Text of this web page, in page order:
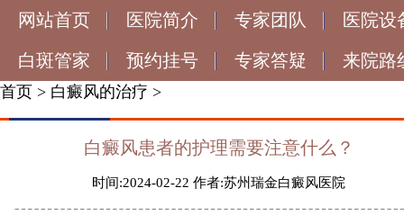
网站首页 医院简介 专家团队 医院设
白斑管家 预约挂号 专家答疑 来院路
首页 > 白癜风的治疗 >
白癜风患者的护理需要注意什么？
时间:2024-02-22 作者:苏州瑞金白癜风医院